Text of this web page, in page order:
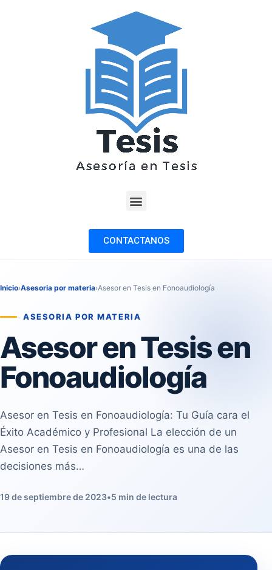
CONTACTANOS
Inicio›Asesoria por materia›Asesor en Tesis en Fonoaudiología
ASESORIA POR MATERIA
Asesor en Tesis en
Fonoaudiología
Asesor en Tesis en Fonoaudiología: Tu Guía cara el
Éxito Académico y Profesional La elección de un
Asesor en Tesis en Fonoaudiología es una de las
decisiones más…
19 de septiembre de 2023•5 min de lectura